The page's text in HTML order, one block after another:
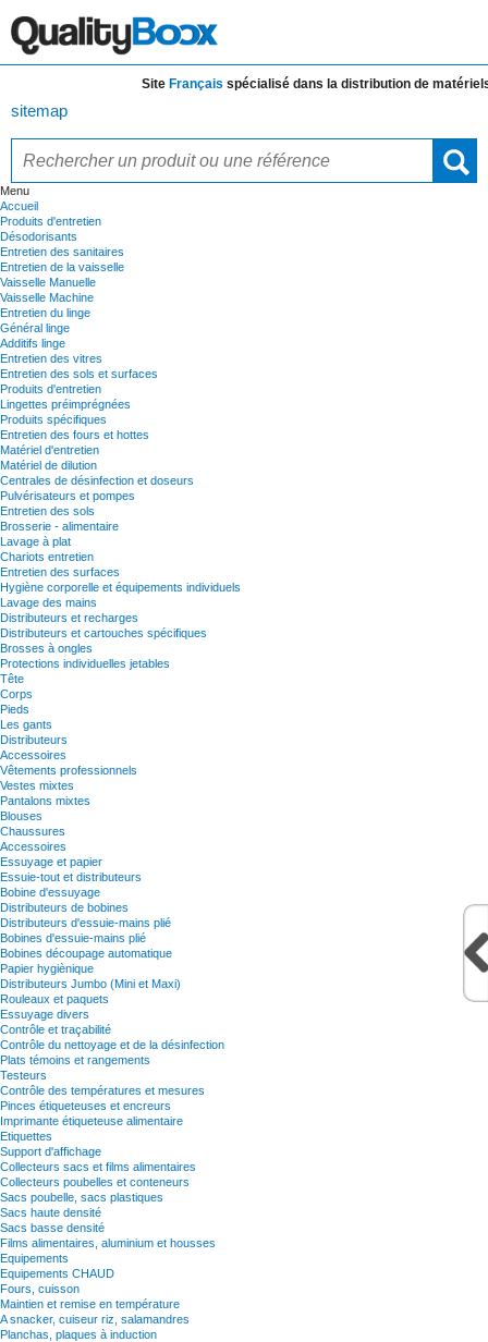
SiteFrançaisspécialisé dans la distribution dematériels
sitemap
Menu
Accueil
Produits d'entretien
Désodorisants
Entretien des sanitaires
Entretien de la vaisselle
Vaisselle Manuelle
Vaisselle Machine
Entretien du linge
Général linge
Additifs linge
Entretien des vitres
Entretien des sols et surfaces
Produits d'entretien
Lingettes préimprégnées
Produits spécifiques
Entretien des fours et hottes
Matériel d'entretien
Matériel de dilution
Centrales de désinfection et doseurs
Pulvérisateurs et pompes
Entretien des sols
Brosserie - alimentaire
Lavage à plat
Chariots entretien
Entretien des surfaces
Hygiène corporelle et équipements individuels
Lavage des mains
Distributeurs et recharges
Distributeurs et cartouches spécifiques
Brosses à ongles
Protections individuelles jetables
Tête
Corps
Pieds
Les gants
Distributeurs
Accessoires
Vêtements professionnels
Vestes mixtes
Pantalons mixtes
Blouses
Chaussures
Accessoires
Essuyage et papier
Essuie-tout et distributeurs
Bobine d'essuyage
Distributeurs de bobines
Distributeurs d'essuie-mains plié
Bobines d'essuie-mains plié
Bobines découpage automatique
Papier hygiènique
Distributeurs Jumbo (Mini et Maxi)
Rouleaux et paquets
Essuyage divers
Contrôle et traçabilité
Contrôle du nettoyage et de la désinfection
Plats témoins et rangements
Testeurs
Contrôle des températures et mesures
Pinces étiqueteuses et encreurs
Imprimante étiqueteuse alimentaire
Etiquettes
Support d'affichage
Collecteurs sacs et films alimentaires
Collecteurs poubelles et conteneurs
Sacs poubelle, sacs plastiques
Sacs haute densité
Sacs basse densité
Films alimentaires, aluminium et housses
Equipements
Equipements CHAUD
Fours, cuisson
Maintien et remise en température
A snacker, cuiseur riz, salamandres
Planchas, plaques à induction